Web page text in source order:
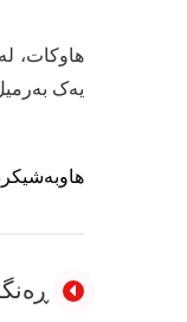
یەک بەرمیل نەوتی